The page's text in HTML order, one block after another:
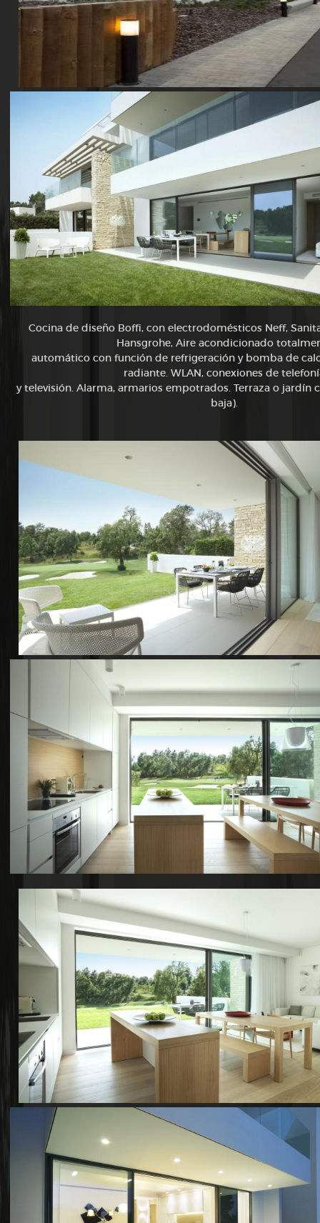
Cocina de diseño Boffi, con electrodomésticos Neff,
Hansgrohe, Aire acondicionado
automático con función de refrigeración y bomba de
radiante. WLAN, conexiones de
y televisión. Alarma, armarios empotrados. Terraza o jardín
baja).